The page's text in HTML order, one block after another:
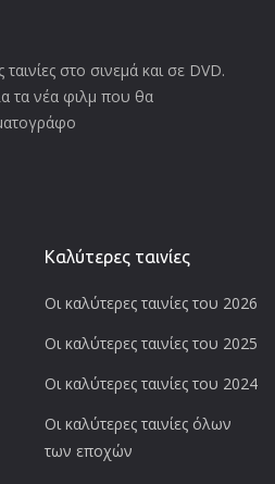
στο σινεμά και σε DVD.
τα νέα φιλμ που θα
Καλύτερες ταινίες
Οι καλύτερες ταινίες του 2026
Οι καλύτερες ταινίες του 2025
Οι καλύτερες ταινίες του 2024
Οι καλύτερες ταινίες όλων
των εποχών